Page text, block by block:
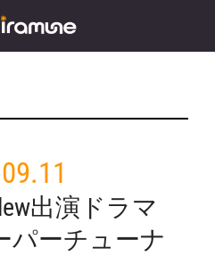
出演ドラマ
パーチューナ